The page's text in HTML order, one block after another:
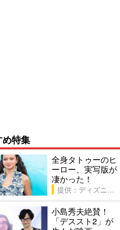
特集
全身タトゥーのヒ
ーロー、実写版が
凄かった！
提供：ディズニー
小島秀夫絶賛！
「デススト2」が